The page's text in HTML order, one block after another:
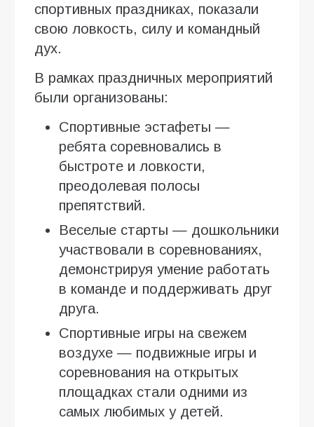
спортивных праздниках, показали
свою ловкость, силу и командный
дух.
В рамках праздничных мероприятий
были организованы:
Спортивные эстафеты —
ребята соревновались в
быстроте и ловкости,
преодолевая полосы
препятствий.
Веселые старты — дошкольники
участвовали в соревнованиях,
демонстрируя умение работать
в команде и поддерживать друг
друга.
Спортивные игры на свежем
воздухе — подвижные игры и
соревнования на открытых
площадках стали одними из
самых любимых у детей.